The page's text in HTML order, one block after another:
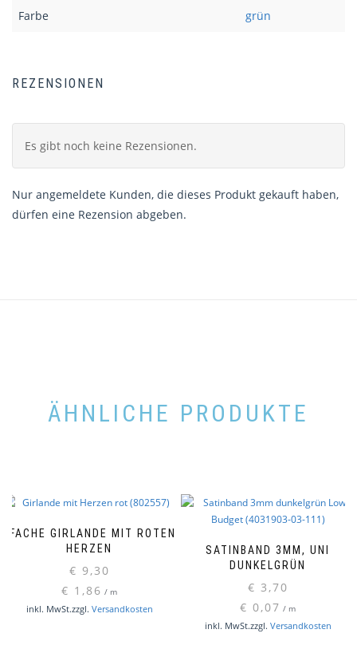
Farbe grün
REZENSIONEN
Es gibt noch keine Rezensionen.
Nur angemeldete Kunden, die dieses Produkt gekauft haben,
dürfen eine Rezension abgeben.
ÄHNLICHE PRODUKTE
3FACHE GIRLANDE MIT ROTEN
HERZEN
€ 9,30
€ 1,86 / m
inkl. MwSt.zzgl. Versandkosten
SATINBAND 3MM, UNI
DUNKELGRÜN
€ 3,70
€ 0,07 / m
inkl. MwSt.zzgl. Versandkosten